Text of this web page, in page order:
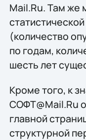
Mail.Ru. Там же
(количество
по годам,
шесть лет
Кроме того, к
СОФТ@Mail.Ru
главной
структурной